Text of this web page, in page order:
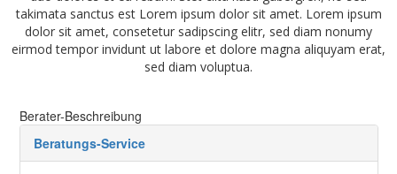
takimata sanctus est Lorem ipsum dolor sit amet. Lorem ipsum
dolor sit amet, consetetur sadipscing elitr, sed diam nonumy
eirmod tempor invidunt ut labore et dolore magna aliquyam erat,
sed diam voluptua.